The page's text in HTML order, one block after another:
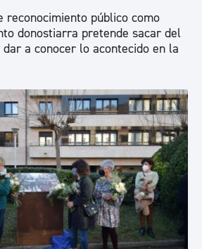
reconocimiento público como
donostiarra pretende sacar del
a conocer lo acontecido en la